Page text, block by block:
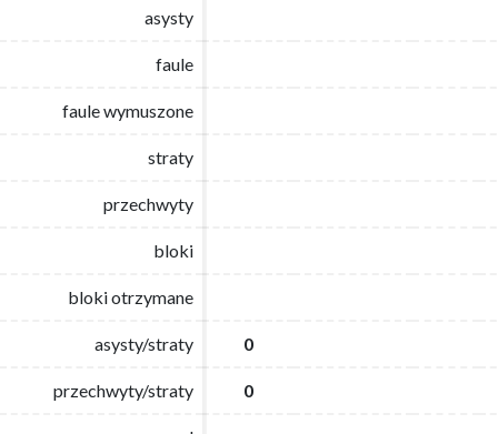
asysty
faule
faule wymuszone
straty
przechwyty
bloki
bloki otrzymane
asysty/straty 0
przechwyty/straty 0
asysty
faule
faule wymuszone
straty
przechwyty
bloki
bloki otrzymane
asysty/straty 0
przechwyty/straty 0